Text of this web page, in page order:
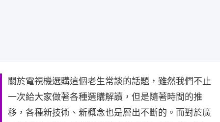
關於電視機選購這個老生常談的話題，雖然我們不止
一次給大家做著各種選購解讀，但是隨著時間的推
移，各種新技術、新概念也是層出不斷的。而對於廣